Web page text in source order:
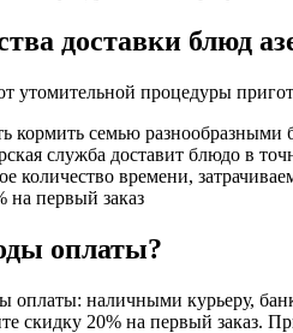
доставки блюд
утомительной процедуры
кормить семью разнообразными
служба доставит блюдо в
количество времени,
на первый заказ
оплаты?
оплаты: наличными курьеру,
скидку 20% на первый заказ.